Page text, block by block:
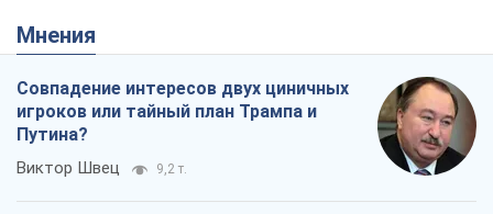
Мнения
Совпадение интересов двух циничных
игроков или тайный план Трампа и
Путина?
Виктор Швец 9,2 т.